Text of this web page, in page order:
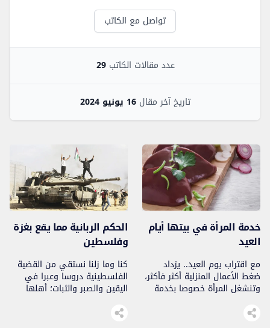
تواصل مع الكاتب
عدد مقالات الكاتب 29
تاريخ آخر مقال 16 يونيو 2024
خدمة المرأة في بيتها أيام
العيد
مع اقتراب يوم العيد.. يزداد
ضغط الأعمال المنزلية أكثر فأكثر،
وتنشغل المرأة خصوصا بخدمة
الحكم الربانية مما يقع بغزة
وفلسطين
كنا وما زلنا نستقي من القضية
الفلسطينية دروسا وعبرا في
اليقين والصبر والثبات؛ أهلها
مباركة، هي في الحقيقة ملك